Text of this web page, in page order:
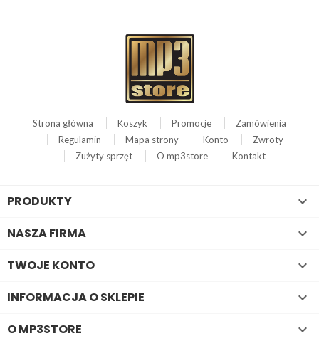
Strona główna Koszyk Promocje
Zamówienia
Regulamin
Mapa strony Konto
Zwroty
Zużyty sprzęt
O mp3store Kontakt
PRODUKTY 
NASZA FIRMA 
TWOJE KONTO 
INFORMACJA O SKLEPIE 
O MP3STORE 